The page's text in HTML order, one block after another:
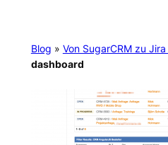
Blog » Von SugarCRM zu
dashboard